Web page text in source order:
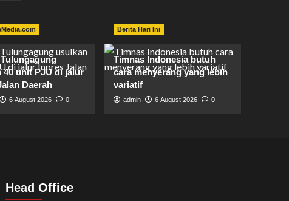
40 unit PJU di jalur
Daerah
6 August 2026 0
Berita Hari Ini
Timnas Indonesia butuh
cara menyerang yang lebih
variatif
admin 6 August 2026 0
Head Office